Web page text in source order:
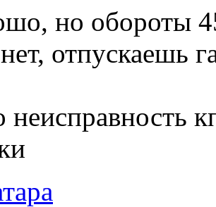
но обороты
отпускаешь
неисправность